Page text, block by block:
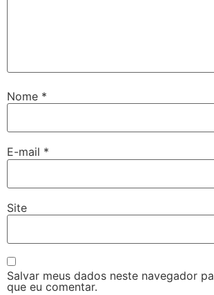
Nome *
E-mail *
Site
Salvar meus dados neste navegador
que eu comentar.